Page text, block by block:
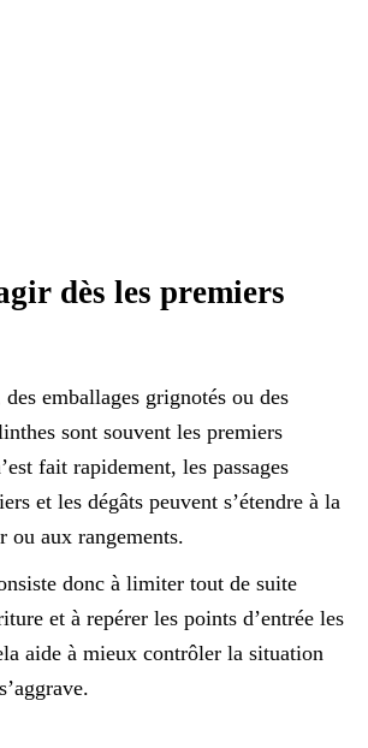
dès les premiers
emballages grignotés ou des
sont souvent les premiers
fait rapidement, les passages
et les dégâts peuvent s’étendre à la
ou aux rangements.
donc à limiter tout de suite
et à repérer les points d’entrée les
aide à mieux contrôler la situation